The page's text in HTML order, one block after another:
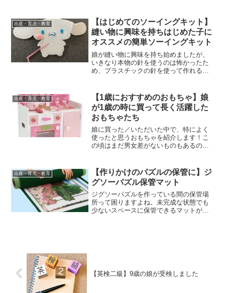
の自宅時間を楽しむのにおすすめです！
出産・育児・教育
【はじめてのソーイングキット】
縫い物に興味を持ちはじめた子に
オススメの簡単ソーイングキット
娘が縫い物に興味を持ち始めましたが、
いきなり本物の針を使うのは怖かったた
め、プラスチックの針を使って作れる
ることができ、完成品もとても可愛いの
でおすすめです。
出産・育児・教育
【1歳におすすめのおもちゃ】娘
が1歳の時に買って長く活躍した
おもちゃたち
娘に買った／いただいた中で、特によく
使ったと思うおもちゃを紹介します！こ
の頃はまだ男女差がないものもあるの
プレゼントできる気を使わせない金額の
おもちゃも載せています。是非参考にな
さってください。
出産・育児・教育
【作りかけのパズルの保管に】ジ
グソーパズル保管マット
ジグソーパズルを作っている間の保管場
所って困りますよね。未完成な状態でも
少ないスペースに保管できるマットがあ
【英検二級】9歳の娘が受検しました